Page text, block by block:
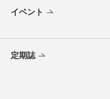
イベント
定期誌